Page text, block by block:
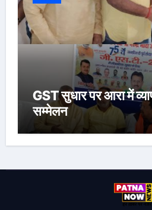
GST सुधार पर आरा में
सम्मेलन